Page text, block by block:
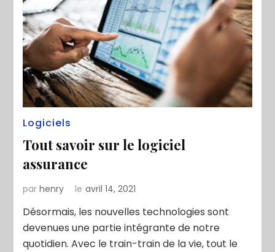
Logiciels
Tout savoir sur le logiciel
assurance
parhenry le avril 14, 2021
Désormais, les nouvelles technologies sont
devenues une partie intégrante de notre
quotidien. Avec le train-train de la vie, tout le